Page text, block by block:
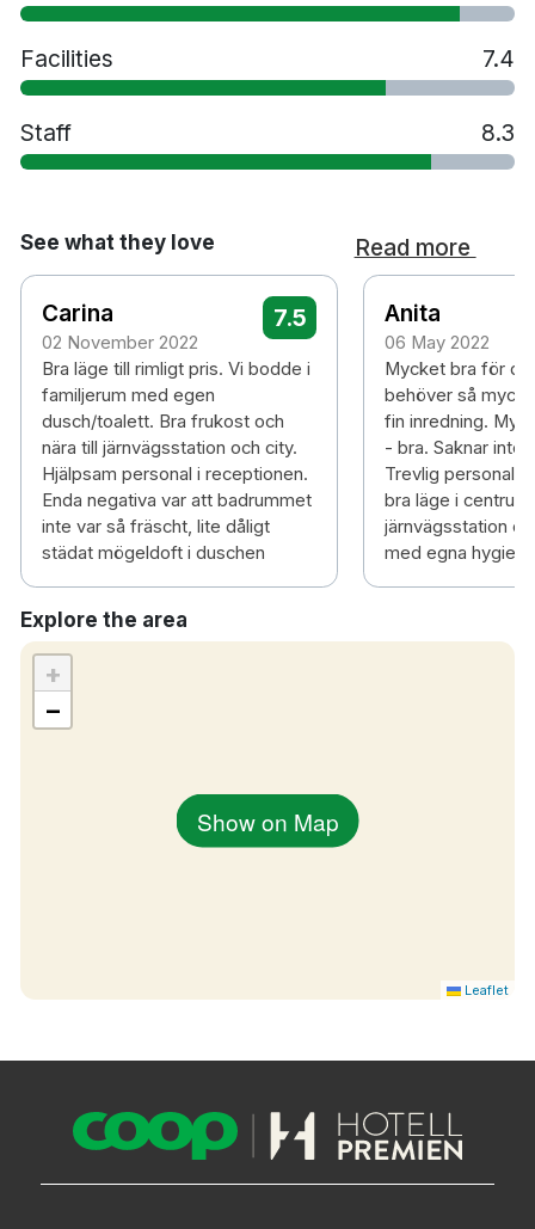
Facilities 7.4
Staff 8.3
See what they love Read more
Carina
02 November 2022
7.5
Bra läge till rimligt pris. Vi bodde i
familjerum med egen
dusch/toalett. Bra frukost och
nära till järnvägsstation och city.
Hjälpsam personal i receptionen.
Enda negativa var att badrummet
inte var så fräscht, lite dåligt
städat mögeldoft i duschen
Anita
06 May 2022
Mycket bra för
behöver så
fin inredning.
- bra. Saknar inte
Trevlig personal,
bra läge i
järnvägsstation
med egna
Explore the area
Show on Map
+
−
Leaflet